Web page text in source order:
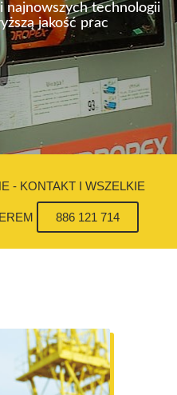
najnowszych technologii
jakość prac
- KONTAKT I WSZELKIE
886 121 714